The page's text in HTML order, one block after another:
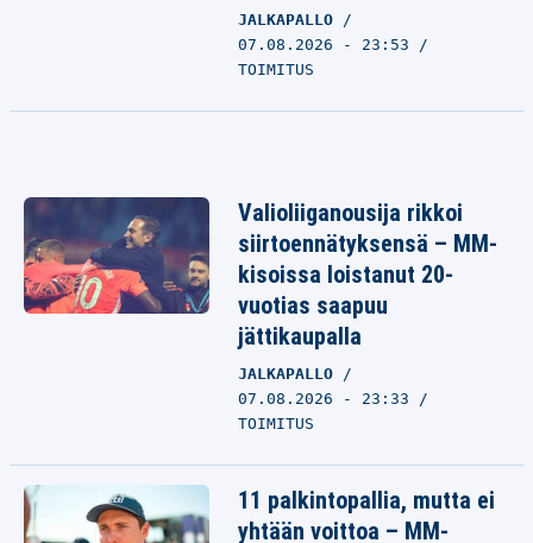
JALKAPALLO
07.08.2026 - 23:53
TOIMITUS
Valioliiganousija rikkoi
siirtoennätyksensä – MM-
kisoissa loistanut 20-
vuotias saapuu
jättikaupalla
JALKAPALLO
07.08.2026 - 23:33
TOIMITUS
11 palkintopallia, mutta ei
yhtään voittoa – MM-